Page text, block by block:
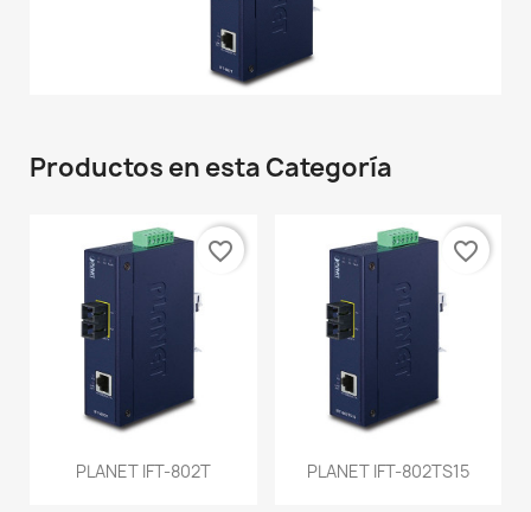
Productos en esta Categoría
PLANET IFT-802T
favorite_border
PLANET IFT-802TS15
favorite_border